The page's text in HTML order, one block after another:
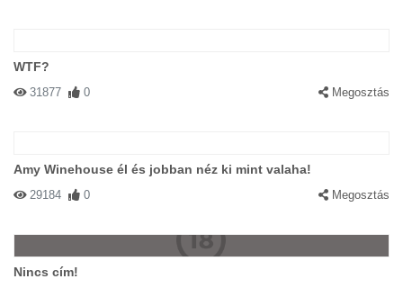
WTF?
31877 0 Megosztás
Amy Winehouse él és jobban néz ki mint valaha!
29184 0 Megosztás
Nincs cím!